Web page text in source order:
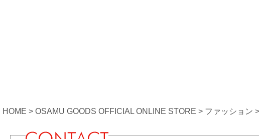
HOME OSAMU GOODS OFFICIAL ONLINE STORE ファッション